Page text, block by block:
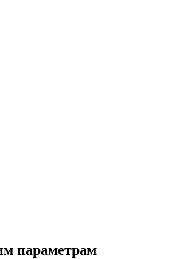
параметрам